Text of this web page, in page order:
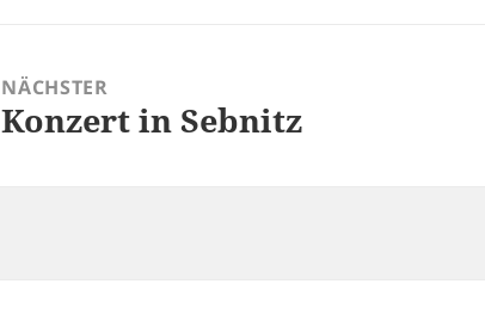
NÄCHSTER
Nächster
Konzert in Sebnitz